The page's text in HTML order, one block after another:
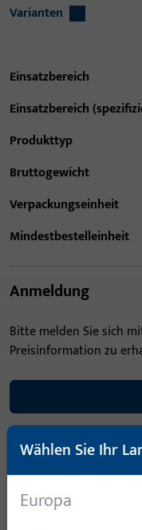
Varianten
Einsatzbereich
Einsatzbereich
Produkttyp
Bruttogewicht
Verpackungseinheit
Mindestbestelleinheit
Anmeldung
Bitte melden Sie sich
Preisinformation zu
Wählen Sie Ihr
Europa